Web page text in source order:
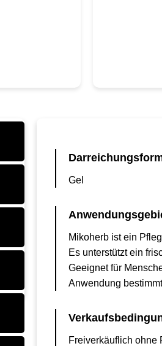
Gel
Mikoherb ist ein
Es unterstützt ein
Geeignet für
Anwendung
Freiverkäuflich ohne